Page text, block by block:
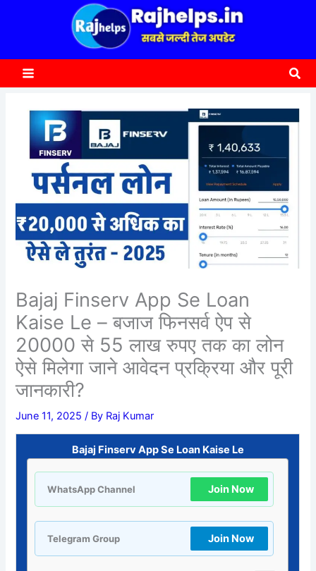
Bajaj Finserv App Se Loan
Kaise Le – बजाज फिनसर्व ऐप से
20000 से 55 लाख रुपए तक का लोन
ऐसे मिलेगा जाने आवेदन प्रक्रिया और पूरी
जानकारी?
June 11, 2025/ By Raj Kumar
Bajaj Finserv App Se Loan Kaise Le
WhatsApp Channel Join Now
Telegram Group Join Now
c